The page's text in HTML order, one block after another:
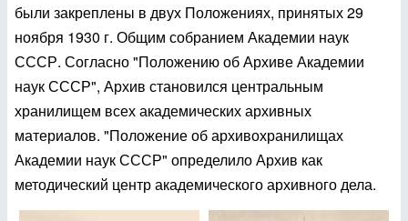
были закреплены в двух Положениях, принятых 29
ноября 1930 г. Общим собранием Академии наук
СССР. Согласно "Положению об Архиве Академии
наук СССР", Архив становился центральным
хранилищем всех академических архивных
материалов. "Положение об архивохранилищах
Академии наук СССР" определило Архив как
методический центр академического архивного дела.